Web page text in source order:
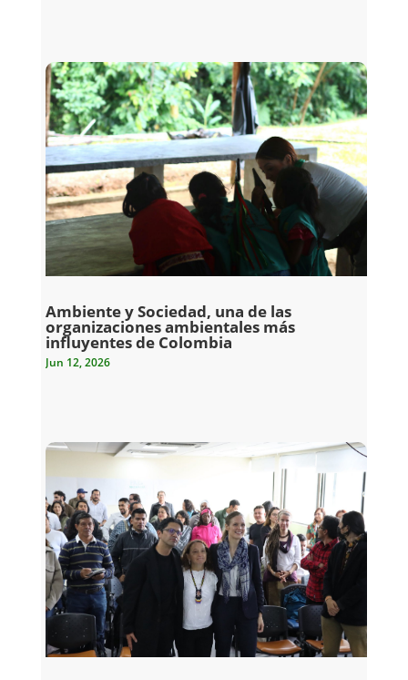
Ambiente y Sociedad, una de las
organizaciones ambientales más
influyentes de Colombia
Jun 12, 2026